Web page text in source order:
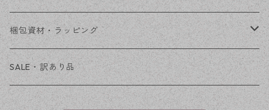
穴あき
穴なし
梱包資材・ラッピング
発送ボックス
アクセサリー台紙
SALE・訳あり品